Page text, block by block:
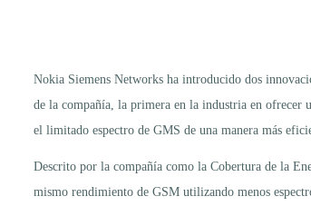
Nokia Siemens Networks ha introducido dos
de la compañía, la primera en la industria en ofrecer
el limitado espectro de GMS de una manera más
Descrito por la compañía como la Cobertura de la
mismo rendimiento de GSM utilizando menos